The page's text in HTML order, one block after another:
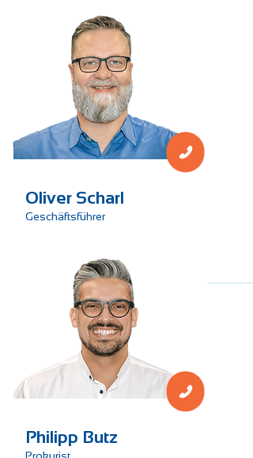
Oliver Scharl
Geschäftsführer
Philipp Butz